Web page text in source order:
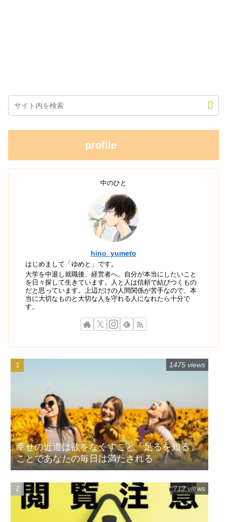
profile
中のひと
hino_yumeto
はじめまして「ゆめと」です。
大学を中退し就職後、経営者へ。自分が本当にしたいこと
を日々探して生きています。人と人は信頼で結びつくもの
だと思っています。上辺だけの人間関係が苦手なので、本
当に大切なものと大切な人を守れる人になれたら十分で
す。
幸せの近道は欲をなくすこと「足るを知る」
ことであなたの毎日は満たされる
1475 views
712 views